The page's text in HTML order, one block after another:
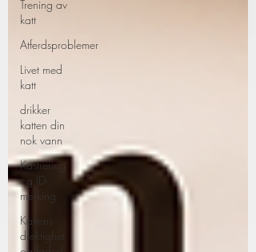
Trening av
katt
Atferdsproblemer
Livet med
katt
drikker
katten din
nok vann
Kastrering
og ID-
merking
Kattens
drektighet